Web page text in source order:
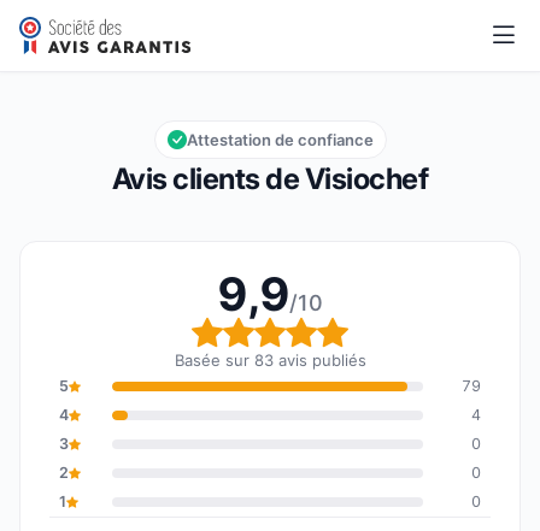
Visiochef
Note globale : 9,9 sur 10
9,9/10
Avis clients de Visiochef
Attestation de confiance
9,9/10
Note globale : 9,9 sur
Basée sur 83 avis publiés
5
79
4
4
3
0
2
0
1
0